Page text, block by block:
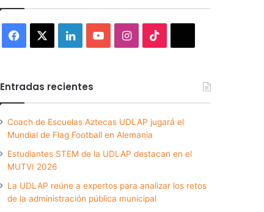
Facebook LinkedInYouTubeInstagram
Entradas recientes
Coach de Escuelas Aztecas UDLAP jugará el
Mundial de Flag Football en Alemania
Estudiantes STEM de la UDLAP destacan en el
MUTVI 2026
La UDLAP reúne a expertos para analizar los retos
de la administración pública municipal